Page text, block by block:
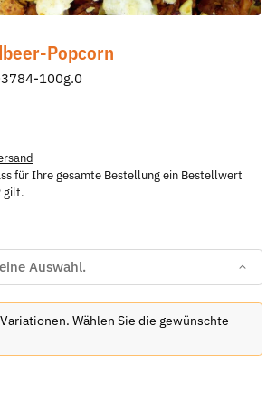
Popcorn
100g.0
für Ihre gesamte Bestellung ein Bestellwert
gilt.
Auswahl.
Wählen Sie die gewünschte